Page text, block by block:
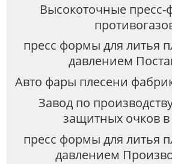
Высокоточные
пресс формы для литья
давлением
Авто фары плесени
Завод по
защитных очков в
пресс формы для литья
давлением